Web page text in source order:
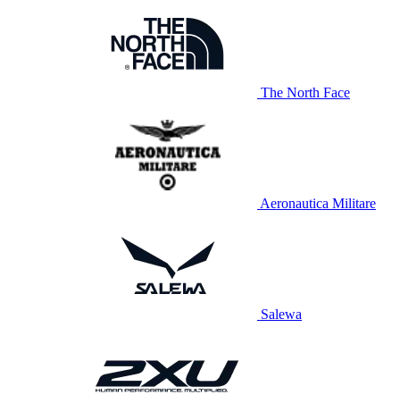
The North Face
Aeronautica Militare
Salewa